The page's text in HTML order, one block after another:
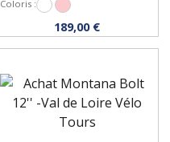
Personnaliser
Coloris :
189,00 €